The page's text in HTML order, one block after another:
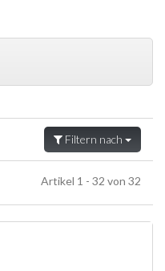
Filtern nach
Artikel 1 - 32 von 32